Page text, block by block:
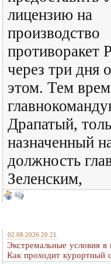
лицензию на
производство
противоракет
через три дня
этом. Тем
Драпатый,
назначенный
должность
Зеленским,
02.08.2026 20:21
Экстремальные условия в
Как проходит курортный